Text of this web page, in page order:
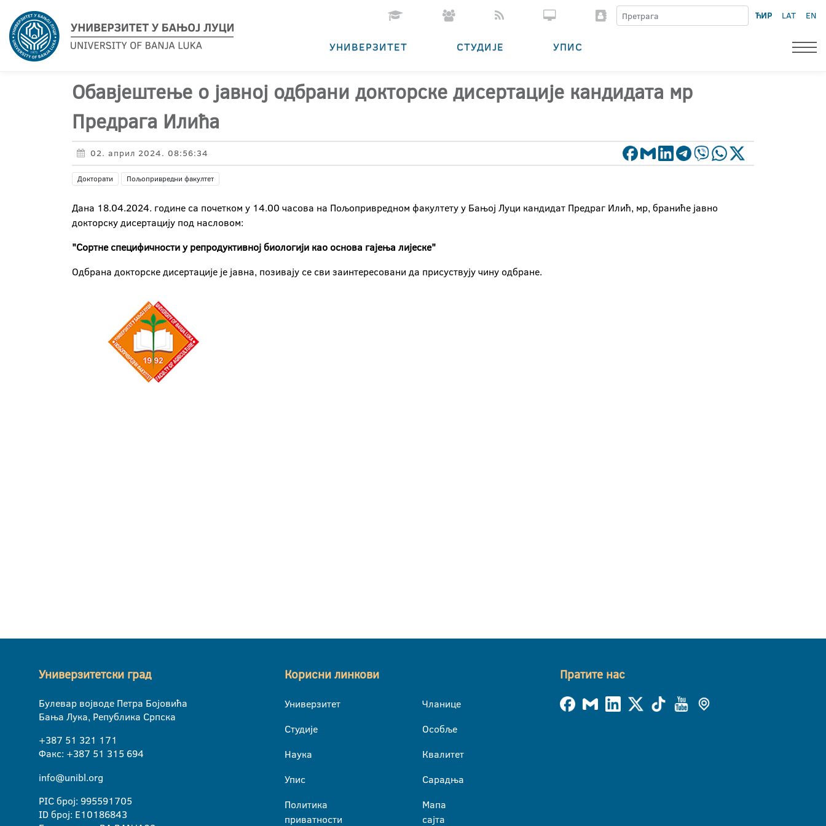
ЋИР LAT EN
УНИВЕРЗИТЕТ СТУДИЈЕ УПИС
Обавјештење о јавној одбрани докторске дисертације кандидата мр
Предрага Илића
02. април 2024. 08:56:34
Докторати Пољопривредни факултет
Дана 18.04.2024. године са почетком у 14.00 часова на Пољопривредном факултету у Бањој Луци кандидат Предраг Илић, мр, браниће јавно
докторску дисертацију под насловом:
"Сортне специфичности у репродуктивној биологији као основа гајења лијеске"
Одбрана докторске дисертације је јавна, позивају се сви заинтересовани да присуствују чину одбране.
Универзитетски град
Булевар војводе Петра Бојовића
Бања Лука, Република Српска
+387 51 321 171
Факс: +387 51 315 694
info@unibl.org
PIC број: 995591705
ID број: E10186843
Корисни линкови
Универзитет
Студије
Наука
Упис
Политика
приватности
Чланице
Особље
Квалитет
Сарадња
Мапа
сајта
Пратите нас